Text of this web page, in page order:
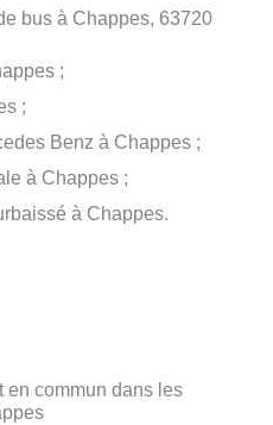
bus à Chappes, 63720
;
;
Benz à Chappes ;
à Chappes ;
à Chappes.
en commun dans les